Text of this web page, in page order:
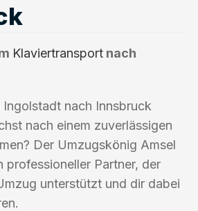
Klaviertransport nach
nach Innsbruck
nach einem zuverlässigen
Der Umzugskönig Amsel
professioneller Partner, der
unterstützt und dir dabei